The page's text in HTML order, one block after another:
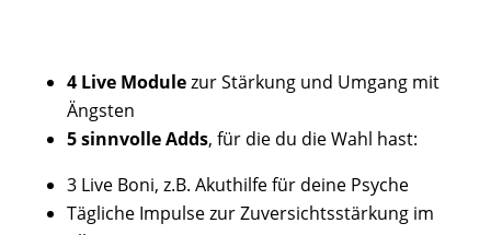
4 Live Modulezur Stärkung und Umgang mit
Ängsten
5 sinnvolle Adds, für die du die Wahl hast:
3 Live Boni, z.B. Akuthilfe für deine Psyche
Tägliche Impulse zur Zuversichtsstärkung im